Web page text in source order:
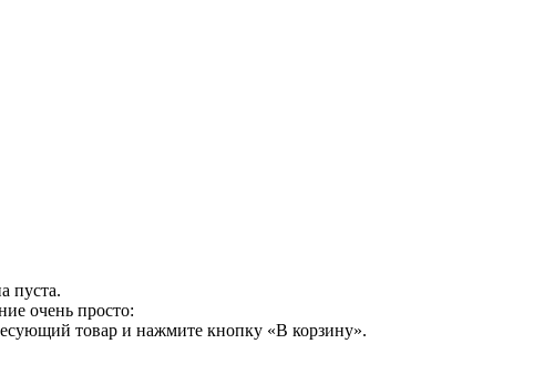
пуста.
очень просто:
товар и нажмите кнопку «В корзину».